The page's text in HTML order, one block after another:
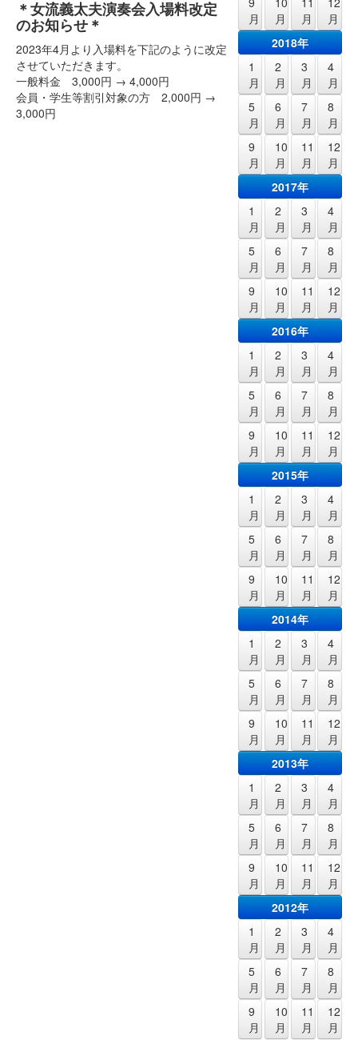
＊女流義太夫演奏会入場料改定
のお知らせ＊
2023年4月より入場料を下記のように改定
させていただきます。
一般料金 3,000円 → 4,000円
会員・学生等割引対象の方 2,000円 →
3,000円
月
月
月
月
2018年
1
月
2
月
3
月
4
月
5
月
6
月
7
月
8
月
9
月
10
月
11
月
12
月
2017年
1
月
2
月
3
月
4
月
5
月
6
月
7
月
8
月
9
月
10
月
11
月
12
月
2016年
1
月
2
月
3
月
4
月
5
月
6
月
7
月
8
月
9
月
10
月
11
月
12
月
2015年
1
月
2
月
3
月
4
月
5
月
6
月
7
月
8
月
9
月
10
月
11
月
12
月
2014年
1
月
2
月
3
月
4
月
5
月
6
月
7
月
8
月
9
月
10
月
11
月
12
月
2013年
1
月
2
月
3
月
4
月
5
月
6
月
7
月
8
月
9
月
10
月
11
月
12
月
2012年
1
月
2
月
3
月
4
月
5
月
6
月
7
月
8
月
9
月
10
月
11
月
12
月